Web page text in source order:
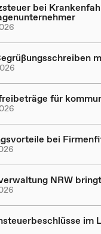
bei
für
bei
NRW
im